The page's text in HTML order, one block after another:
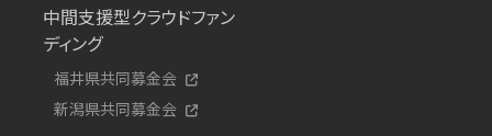
中間支援型クラウドファン
ディング
福井県共同募金会
新潟県共同募金会